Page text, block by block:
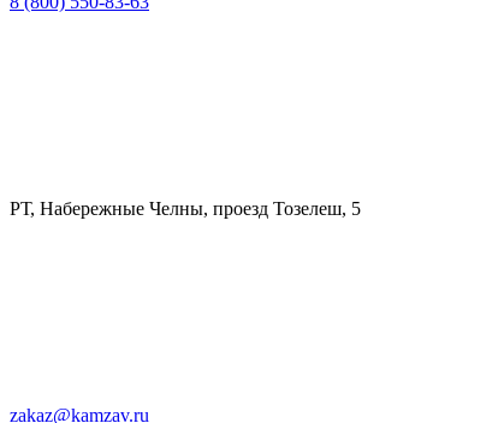
РТ, Набережные Челны, проезд Тозелеш, 5
zakaz@kamzav.ru